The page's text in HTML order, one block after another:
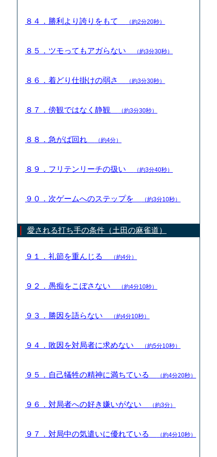
８４．勝利より誇りをもて （約2分20秒）
８５．ツモってもアガらない （約3分30秒）
８６．着どり仕掛けの弱さ （約3分30秒）
８７．傍観ではなく静観 （約3分30秒）
８８．急がば回れ （約4分）
８９．フリテンリーチの扱い （約3分40秒）
９０．次ゲームへのステップを （約3分10秒）
愛される打ち手の条件（土田の麻雀道）
９１．礼節を重んじる （約4分）
９２．愚痴をこぼさない （約4分10秒）
９３．勝因を語らない （約4分10秒）
９４．敗因を対局者に求めない （約5分10秒）
９５．自己犠牲の精神に満ちている （約4分20秒）
９６．対局者への好き嫌いがない （約3分）
９７．対局中の気遣いに優れている （約4分10秒）